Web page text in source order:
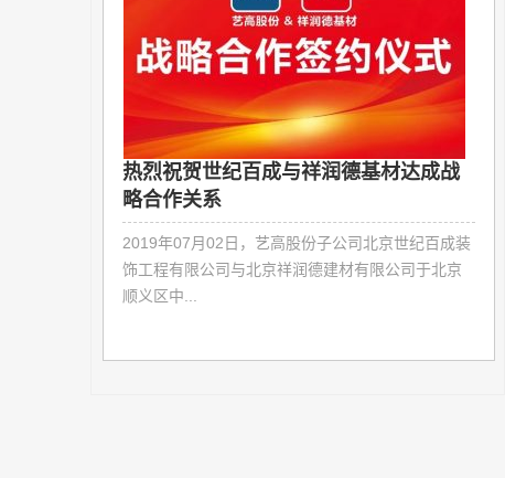
热烈祝贺世纪百成与祥润德基材达成战
略合作关系
2019年07月02日，艺高股份子公司北京世纪百成装
饰工程有限公司与北京祥润德建材有限公司于北京
顺义区中...